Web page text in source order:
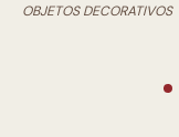
OBJETOS DECORATIVOS